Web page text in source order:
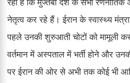
नेतृत्व कर रहे हैं। ईरान के स्वास्थ्य
पहले उनकी शुरुआती चोटों को मामूली
वर्तमान में अस्पताल में भर्ती होने और
पर ईरान की ओर से अभी तक कोई भी